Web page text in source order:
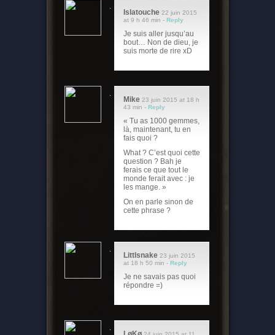
Islatouche 22 juin 2015
at 9 h 46 min - Reply
Je suis aller jusqu’au
bout… Non de dieu, je
suis morte de rire xD
Mike 23 juin 2015 at 18 h
43 min - Reply
« Tu as 1000 gemmes,
là, maintenant, tu en
fais quoi ?
What ? C’est quoi cette
question ? Bah je
ferais ce que tout le
monde ferait avec : je
les mange. »
On en parle sinon de
cette phrase ?
Littlsnake 23 juin 2015
at 18 h 50 min - Reply
Je ne savais pas quoi
répondre =)